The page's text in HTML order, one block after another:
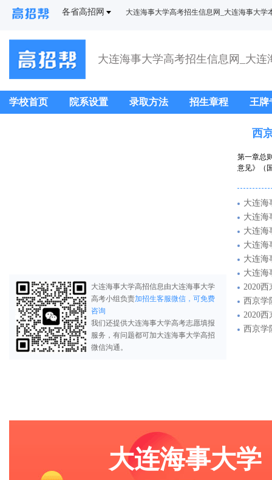
各省高招网 大连海事大学高考招生信息网_大连海事大学
学校首页 院系设置 录取方法 招生章程 王牌
大连海事大学高招信息由大连海事大学
高考小组负责加招生客服微信，可免费
咨询
我们还提供大连海事大学高考志愿填报
服务，有问题都可加大连海事大学高招
微信沟通。
西
第一章总
意见》（
大连海
大连海
大连海
大连海
大连海
大连海
2020
西京学
2020
西京学
大连海事大学